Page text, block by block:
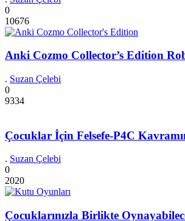
0
10676
Anki Cozmo Collector’s Edition
. Suzan Çelebi
0
9334
Çocuklar İçin Felsefe-P4C
. Suzan Çelebi
0
2020
Çocuklarınızla Birlikte